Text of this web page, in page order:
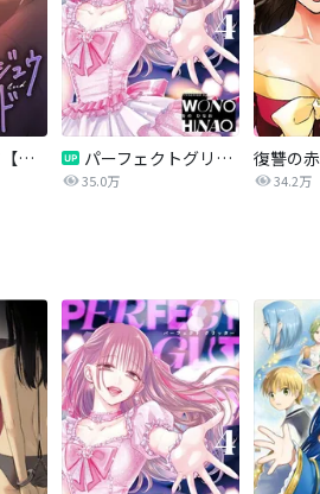
シンジュウエンド【タテヨミ】 パーフェクトグリッター
35.0万 34.2万